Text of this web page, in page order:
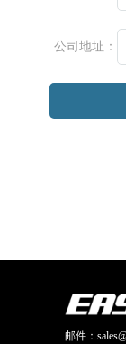
公司地址：
邮件：